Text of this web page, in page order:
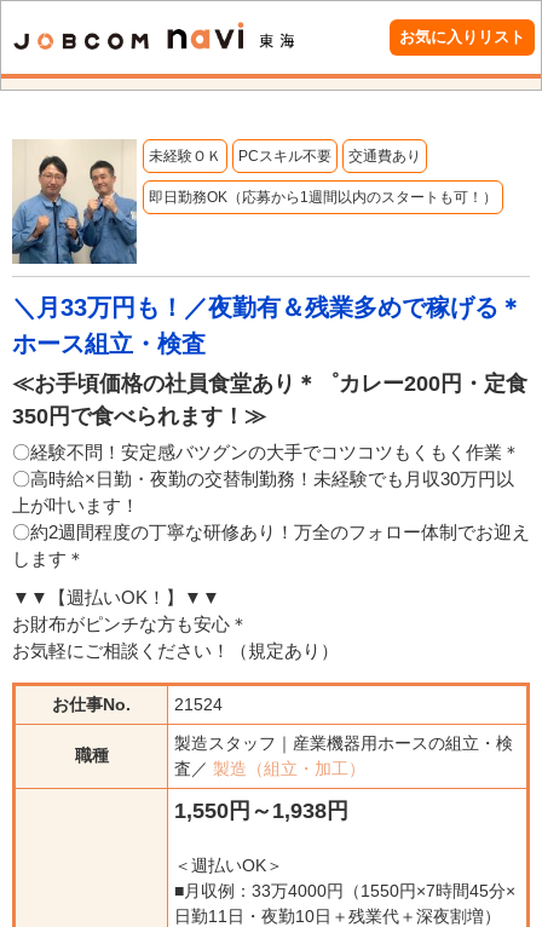
お気に入りリスト
未経験ＯＫ PCスキル不要 交通費あり
即日勤務OK（応募から1週間以内のスタートも可！）
＼月33万円も！／夜勤有＆残業多めで稼げる＊
ホース組立・検査
≪お手頃価格の社員食堂あり＊゜カレー200円・定食
350円で食べられます！≫
〇経験不問！安定感バツグンの大手でコツコツもくもく作業＊
〇高時給×日勤・夜勤の交替制勤務！未経験でも月収30万円以
上が叶います！
〇約2週間程度の丁寧な研修あり！万全のフォロー体制でお迎え
します＊
▼▼【週払いOK！】▼▼
お財布がピンチな方も安心＊
お気軽にご相談ください！（規定あり）
お仕事No. 21524
職種
製造スタッフ｜産業機器用ホースの組立・検
査／ 製造（組立・加工）
1,550円～1,938円
＜週払いOK＞
■月収例：33万4000円（1550円×7時間45分×
日勤11日・夜勤10日＋残業代＋深夜割増）